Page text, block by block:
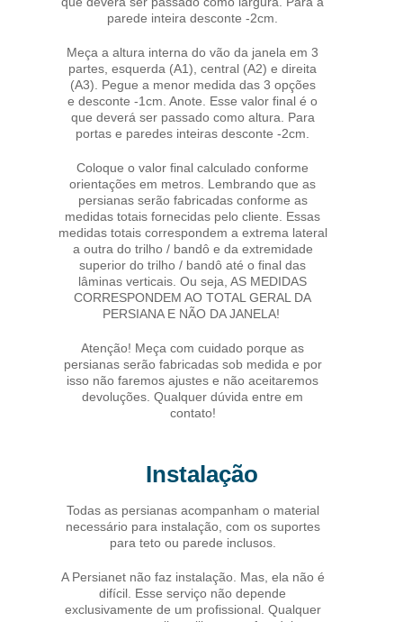
parede inteira desconte -2cm.
Meça a altura interna do vão da janela em 3
partes, esquerda (A1), central (A2) e direita
(A3). Pegue a menor medida das 3 opções
e desconte -1cm. Anote. Esse valor final é o
que deverá ser passado como altura. Para
portas e paredes inteiras desconte -2cm.
Coloque o valor final calculado conforme
orientações em metros. Lembrando que as
persianas serão fabricadas conforme as
medidas totais fornecidas pelo cliente. Essas
medidas totais correspondem a extrema lateral
a outra do trilho / bandô e da extremidade
superior do trilho / bandô até o final das
lâminas verticais. Ou seja, AS MEDIDAS
CORRESPONDEM AO TOTAL GERAL DA
PERSIANA E NÃO DA JANELA!
Atenção! Meça com cuidado porque as
persianas serão fabricadas sob medida e por
isso não faremos ajustes e não aceitaremos
devoluções. Qualquer dúvida entre em
contato!
Instalação
Todas as persianas acompanham o material
necessário para instalação, com os suportes
para teto ou parede inclusos.
A Persianet não faz instalação. Mas, ela não é
difícil. Esse serviço não depende
exclusivamente de um profissional. Qualquer